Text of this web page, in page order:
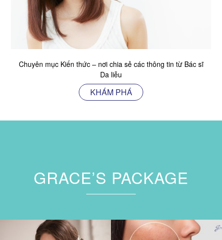
Chuyên mục Kiến thức – nơi chia sẻ các thông tin từ Bác sĩ
Da liễu
KHÁM PHÁ
GRACE’S PACKAGE